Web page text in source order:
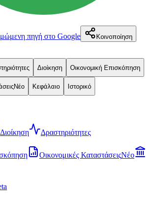
πηγή στο Google Κοινοποίηση
Διοίκηση Οικονομική Επισκόπηση
Νέο Κεφάλαιο Ιστορικό
Διοίκηση
Δραστηριότητες
Οικονομικές ΚαταστάσειςΝέο